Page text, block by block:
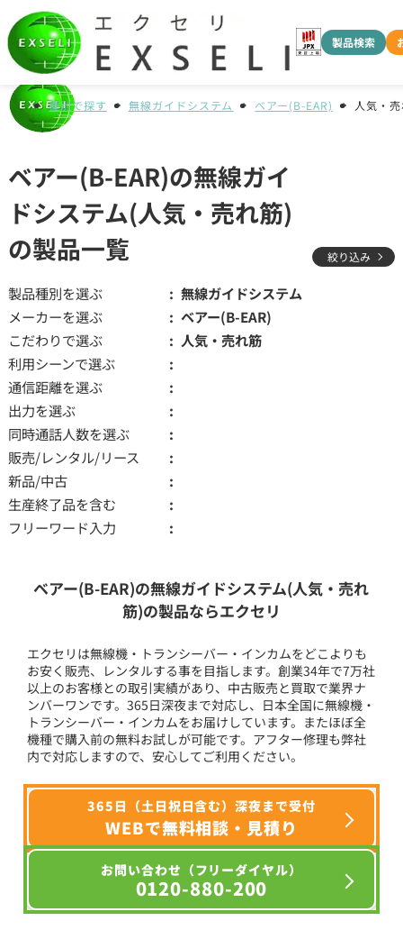
製品検索
種別で探す 無線ガイドシステム ベアー(B-EAR) 人気・
ベアー(B-EAR)の無線ガイ
ドシステム(人気・売れ筋)
の製品一覧
絞り込み
製品種別を選ぶ
無線ガイドシステム
メーカーを選ぶ
ベアー(B-EAR)
こだわりで選ぶ
人気・売れ筋
利用シーンで選ぶ
通信距離を選ぶ
出力を選ぶ
同時通話人数を選ぶ
販売/レンタル/リース
新品/中古
生産終了品を含む
フリーワード入力
ベアー(B-EAR)の無線ガイドシステム(人気・売れ
筋)の製品ならエクセリ
エクセリは無線機・トランシーバー・インカムをどこよりも
お安く販売、レンタルする事を目指します。創業34年で7万社
以上のお客様との取引実績があり、中古販売と買取で業界ナ
ンバーワンです。365日深夜まで対応し、日本全国に無線機・
トランシーバー・インカムをお届けしています。またほぼ全
機種で購入前の無料お試しが可能です。アフター修理も弊社
内で対応しますので、安心してご利用ください。
365日（土日祝日含む）深夜まで受付
WEBで無料相談・見積り
お問い合わせ（フリーダイヤル）
0120-880-200